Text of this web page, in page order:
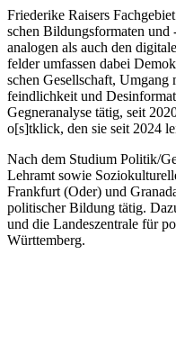
Friederike Raisers
schen Bildungs­for­maten und
analogen als auch den
felder umfassen dabei
schen Gesell­schaft,
feind­lichkeit und
Gegner­analyse tätig, seit
o[s]tklick, den sie seit 2024
Nach dem Studium Politik/​
Lehramt sowie
Frankfurt (Oder) und
politi­scher Bildung tätig.
und die Landes­zen­trale für
Württemberg.